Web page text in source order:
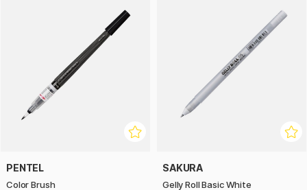
PENTEL
Color Brush
SAKURA
Gelly Roll Basic White